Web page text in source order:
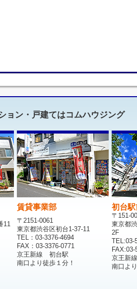
ョン・戸建てはコムハウジング
11
賃貸事業部
〒2151-0061
東京都渋谷区初台1-37-11
TEL：03-3376-4694
FAX：03-3376-0771
京王新線 初台駅
南口より徒歩１分！
初台
〒151-
東京都
2F
TEL:03-
FAX:03-
京王新
南口よ